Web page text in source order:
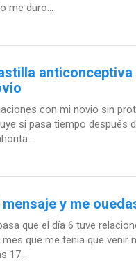
me duro...
con mi novio sin
si pasa tiempo después
y me
que el día 6 tuve
que me tenia que venir
17...